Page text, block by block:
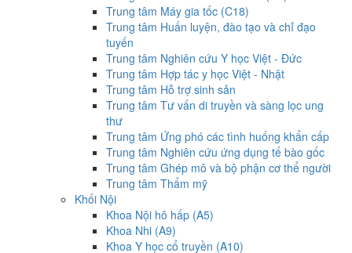
Trung tâm Máy gia tốc (C18)
Trung tâm Huấn luyện, đào tạo và chỉ đạo
tuyến
Trung tâm Nghiên cứu Y học Việt - Đức
Trung tâm Hợp tác y học Việt - Nhật
Trung tâm Hỗ trợ sinh sản
Trung tâm Tư vấn di truyền và sàng lọc ung
thư
Trung tâm Ứng phó các tình huống khẩn cấp
Trung tâm Nghiên cứu ứng dụng tế bào gốc
Trung tâm Ghép mô và bộ phận cơ thể người
Trung tâm Thẩm mỹ
Khối Nội
Khoa Nội hô hấp (A5)
Khoa Nhi (A9)
Khoa Y học cổ truyền (A10)